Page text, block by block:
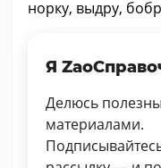
норку, выдру,
Я
Делюсь
материалами.